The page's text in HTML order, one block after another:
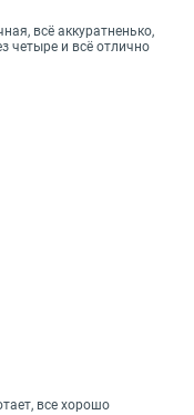
всё аккуратненько,
четыре и всё отлично
все хорошо